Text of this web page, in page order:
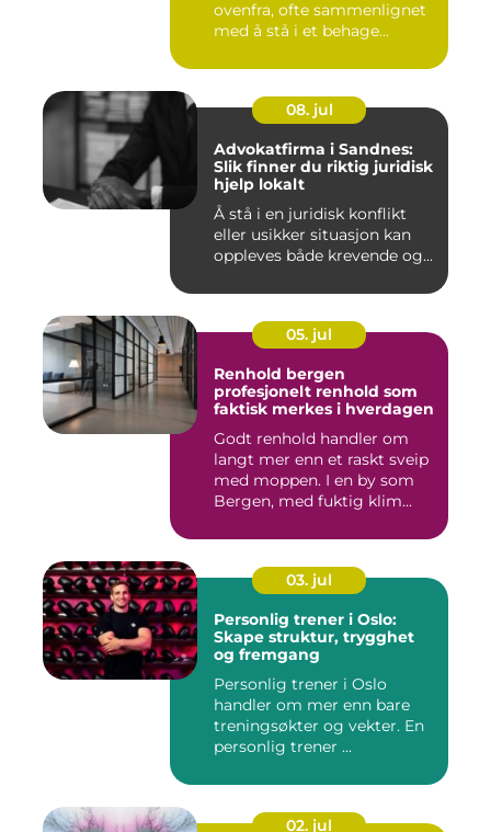
ovenfra, ofte sammenlignet
med å stå i et behage...
08. jul
Advokatfirma i Sandnes:
Slik finner du riktig juridisk
hjelp lokalt
Å stå i en juridisk konflikt
eller usikker situasjon kan
oppleves både krevende og...
05. jul
Renhold bergen
profesjonelt renhold som
faktisk merkes i hverdagen
Godt renhold handler om
langt mer enn et raskt sveip
med moppen. I en by som
Bergen, med fuktig klim...
03. jul
Personlig trener i Oslo:
Skape struktur, trygghet
og fremgang
Personlig trener i Oslo
handler om mer enn bare
treningsøkter og vekter. En
personlig trener ...
02. jul